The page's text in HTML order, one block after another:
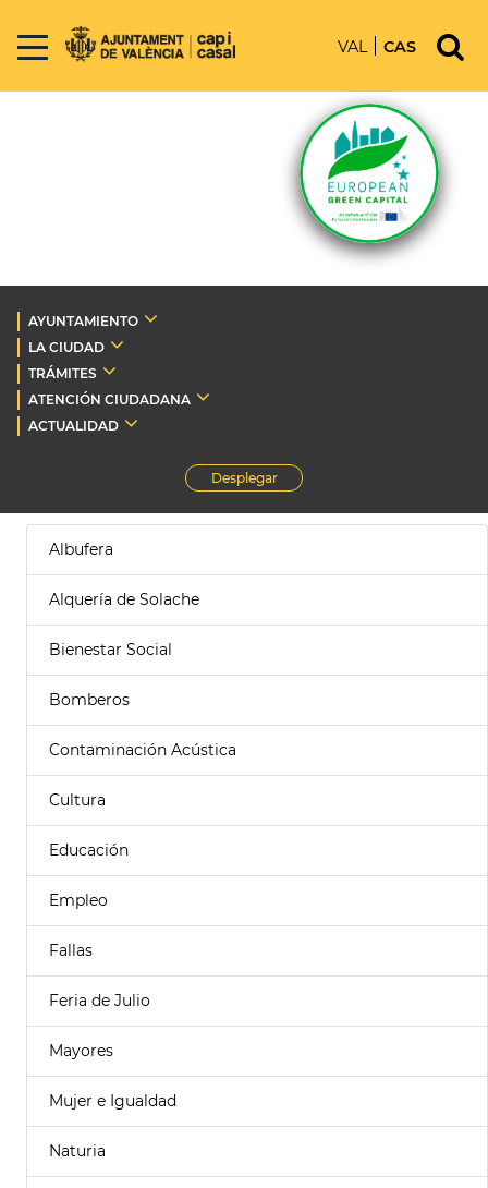
VAL CAS
AYUNTAMIENTO
LA CIUDAD
TRÁMITES
ATENCIÓN CIUDADANA
ACTUALIDAD
Desplegar
Albufera
Alquería de Solache
Bienestar Social
Bomberos
Contaminación Acústica
Cultura
Educación
Empleo
Fallas
Feria de Julio
Mayores
Mujer e Igualdad
Naturia